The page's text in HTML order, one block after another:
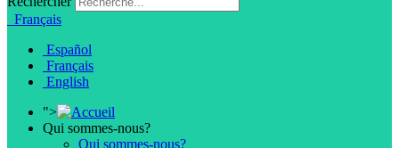
Français
Español
Français
English
">
Qui sommes-nous?
Qui sommes-nous?